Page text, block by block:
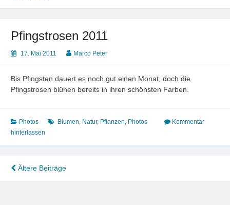
Pfingstrosen 2011
17. Mai 2011 Marco Peter
Bis Pfingsten dauert es noch gut einen Monat, doch die
Pfingstrosen blühen bereits in ihren schönsten Farben.
Photos Blumen, Natur, Pflanzen, Photos
Kommentar
hinterlassen
Beitragsnavigation
Ältere Beiträge